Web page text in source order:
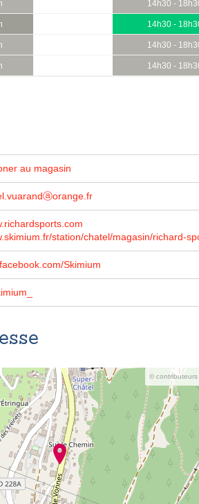
14h30 -
14h30 -
14h30 -
14h30 -
au magasin
station/chatel/magasin/richard-
Skimium
©